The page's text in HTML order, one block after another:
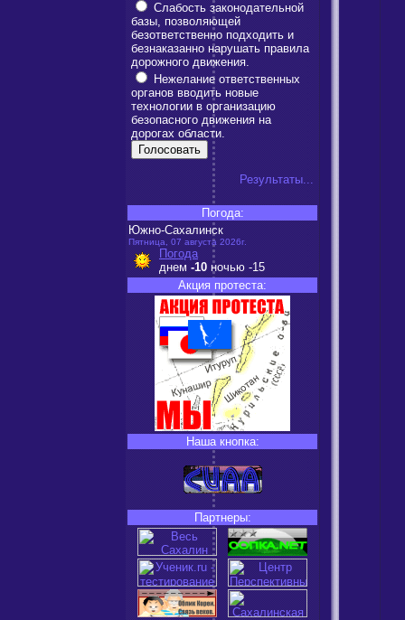
Слабость законодательной
базы, позволяющей
безответственно подходить и
безнаказанно нарушать правила
дорожного движения.
Нежелание ответственных
органов вводить новые
технологии в организацию
безопасного движения на
дорогах области.
Результаты...
Погода:
Южно-Сахалинск
Пятница, 07 августа 2026г.
Погода
днем -10 ночью -15
Акция протеста:
Наша кнопка:
Партнеры: